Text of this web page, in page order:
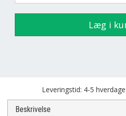
Læg i
Leveringstid: 4-5
Beskrivelse